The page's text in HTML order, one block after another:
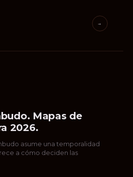
→
Mapas de
2026.
asume una temporalidad
a cómo deciden las